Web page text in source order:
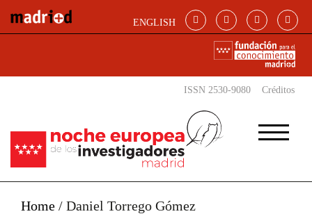
ENGLISH
ISSN 2530-9080 Créditos
Home / Daniel Torrego Gómez